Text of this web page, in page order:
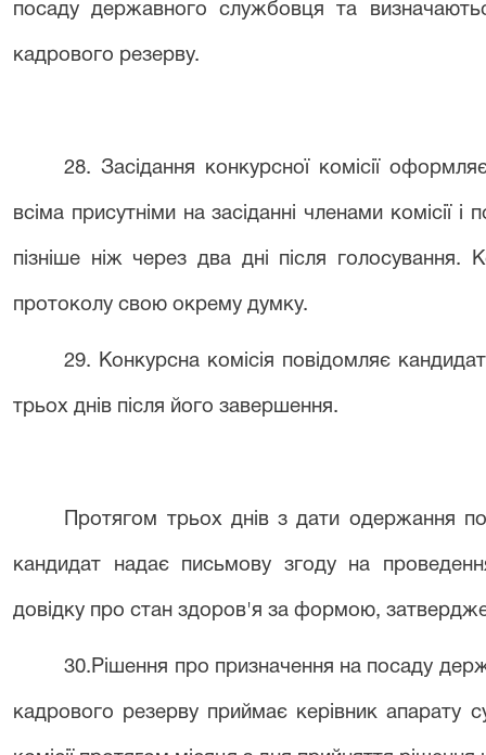
посаду державного службовця та
кадрового резерву.
28. Засідання конкурсної комісії
всіма присутніми на засіданні членами комісії і
пізніше ніж через два дні після
протоколу свою окрему думку.
29. Конкурсна комісія повідомляє
трьох днів після його завершення.
Протягом трьох днів з дати одержання
кандидат надає письмову згоду на
довідку про стан здоров'я за формою,
30.Рішення про призначення на посаду
кадрового резерву приймає керівник апарату